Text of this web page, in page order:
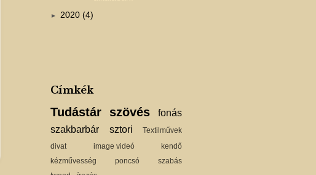
► 2020 (4)
Címkék
Tudástár szövés
fonás
szakbarbár
sztori
Textilművek
divat
image videó
kendő
kézművesség
poncsó
szabás